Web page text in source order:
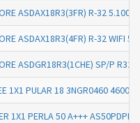
ASDAX18R3(3FR) R-32 5.100W
ASDAX18R3(4FR) R-32 WIFI
ASDGR18R3(1CHE) SP/P R32
1X1 PULAR 18 3NGR0460 4600W
1X1 PERLA 50 A+++